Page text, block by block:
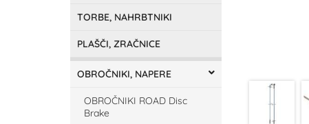
TORBE, NAHRBTNIKI
PLAŠČI, ZRAČNICE
OBROČNIKI, NAPERE
OBROČNIKI ROAD Disc
Brake